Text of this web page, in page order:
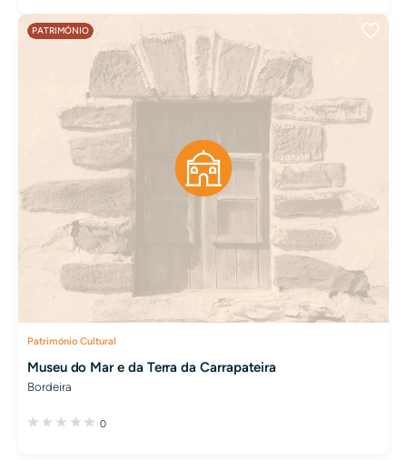
PATRIMÓNIO
Património Cultural
Museu do Mar e da Terra da Carrapateira
Bordeira
0